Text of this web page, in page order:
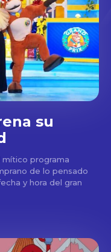
su
mítico programa
de lo pensado
y hora del gran